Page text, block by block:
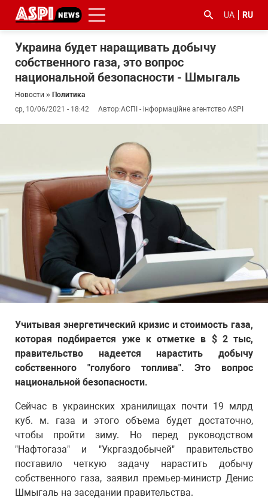
UA RU
Украина будет наращивать добычу
собственного газа, это вопрос
национальной безопасности - Шмыгаль
Новости » Политика
ср, 10/06/2021 - 18:42
Автор:АСПІ - інформаційне агентство ASPI
Учитывая энергетический кризис и стоимость газа,
которая подбирается уже к отметке в $ 2 тыс,
правительство надеется нарастить добычу
собственного "голубого топлива". Это вопрос
национальной безопасности.
Сейчас в украинских хранилищах почти 19 млрд
куб. м. газа и этого объема будет достаточно,
чтобы пройти зиму. Но перед руководством
"Нафтогаза" и "Укргаздобычей" правительство
поставило четкую задачу нарастить добычу
собственного газа, заявил премьер-министр Денис
Шмыгаль на заседании правительства.